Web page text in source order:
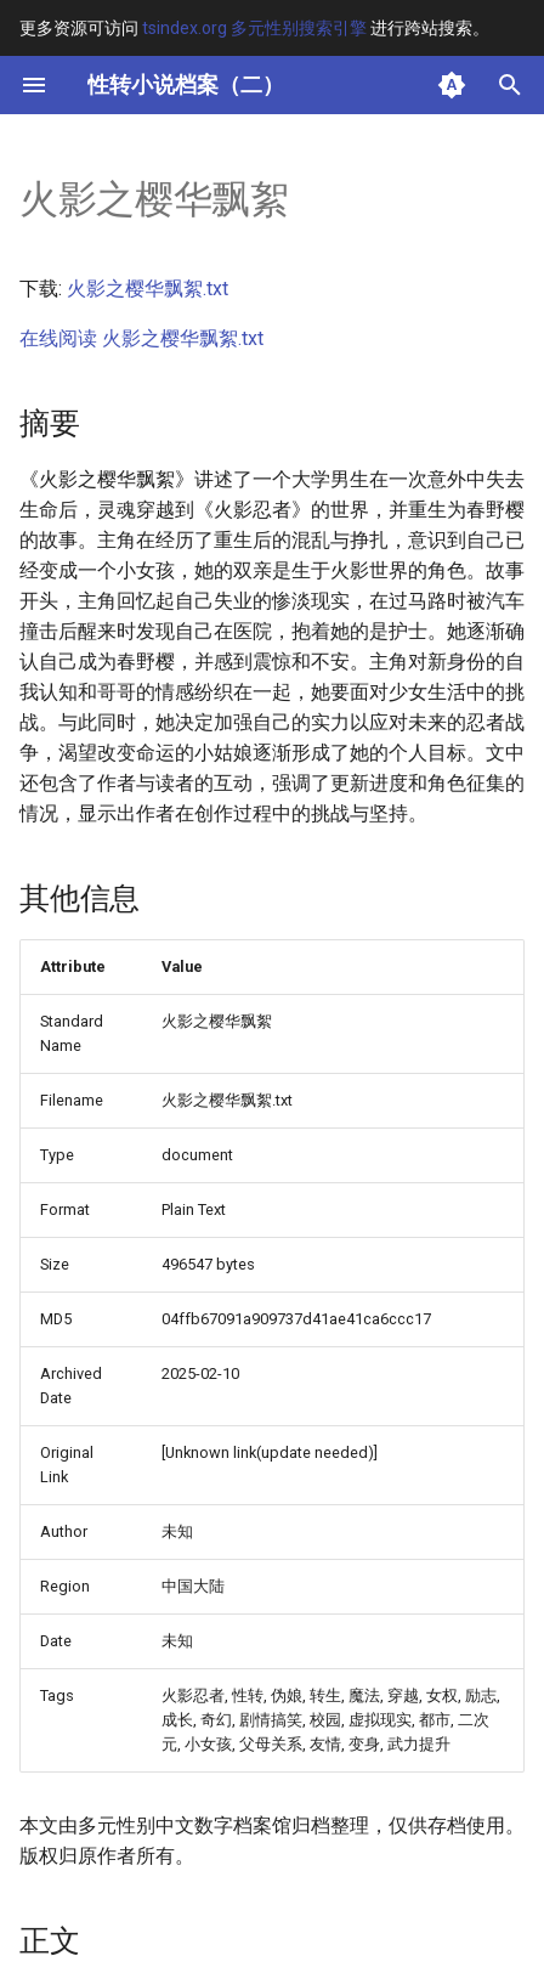
更多资源可访问 tsindex.org 多元性别搜索引擎进行跨站搜索。
性转小说档案（二）
键
开
搜
索
其他信息
正文
火影之樱华飘絮
下载: 火影之樱华飘絮.txt
在线阅读 火影之樱华飘絮.txt
摘要
《火影之樱华飘絮》讲述了一个大学男生在一次意外中失去
生命后，灵魂穿越到《火影忍者》的世界，并重生为春野樱
的故事。主角在经历了重生后的混乱与挣扎，意识到自己已
经变成一个小女孩，她的双亲是生于火影世界的角色。故事
开头，主角回忆起自己失业的惨淡现实，在过马路时被汽车
撞击后醒来时发现自己在医院，抱着她的是护士。她逐渐确
认自己成为春野樱，并感到震惊和不安。主角对新身份的自
我认知和哥哥的情感纷织在一起，她要面对少女生活中的挑
战。与此同时，她决定加强自己的实力以应对未来的忍者战
争，渴望改变命运的小姑娘逐渐形成了她的个人目标。文中
还包含了作者与读者的互动，强调了更新进度和角色征集的
情况，显示出作者在创作过程中的挑战与坚持。
其他信息
Attribute Value
Standard
Name
火影之樱华飘絮
Filename 火影之樱华飘絮.txt
Type document
Format Plain Text
Size 496547 bytes
MD5 04ffb67091a909737d41ae41ca6ccc17
Archived
Date
2025-02-10
Original
Link
[Unknown link(update needed)]
Author 未知
Region 中国大陆
Date 未知
Tags
火影忍者, 性转, 伪娘, 转生, 魔法, 穿越, 女权, 励志,
成长, 奇幻, 剧情搞笑, 校园, 虚拟现实, 都市, 二次
元, 小女孩, 父母关系, 友情, 变身, 武力提升
本文由多元性别中文数字档案馆归档整理，仅供存档使用。
版权归原作者所有。
正文